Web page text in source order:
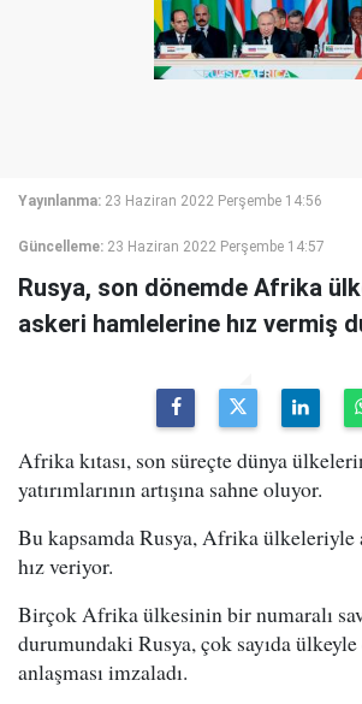
Yayınlanma: 23 Haziran 2022 Perşembe 14:56
Güncelleme: 23 Haziran 2022 Perşembe 14:57
Rusya, son dönemde Afrika
askeri hamlelerine hız vermiş
Afrika kıtası, son süreçte dünya
yatırımlarının artışına sahne oluyor.
Bu kapsamda Rusya, Afrika
hız veriyor.
Birçok Afrika ülkesinin bir numaralı
durumundaki Rusya, çok sayıda
anlaşması imzaladı.